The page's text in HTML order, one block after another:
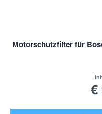
Motorschutzfilter für
€